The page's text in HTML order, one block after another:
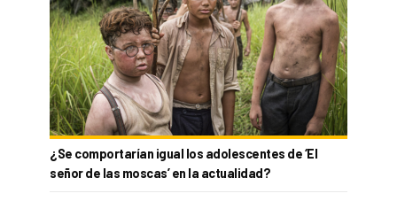
¿Se comportarían igual los adolescentes de ‘El
señor de las moscas’ en la actualidad?